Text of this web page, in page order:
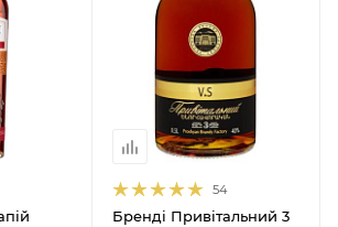
54
Бренді Привітальний 3